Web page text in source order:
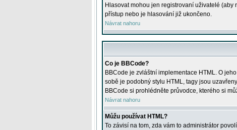
Hlasovat mohou jen registrovaní uživatelé
přístup nebo je hlasování již ukončeno.
Návrat nahoru
Co je BBCode?
BBCode je zvláštní implementace HTML. O
sobě je podobný stylu HTML, tagy jsou
BBCode si prohlédněte průvodce, kterého si
Návrat nahoru
Můžu používat HTML?
To závisí na tom, zda vám to administrátor